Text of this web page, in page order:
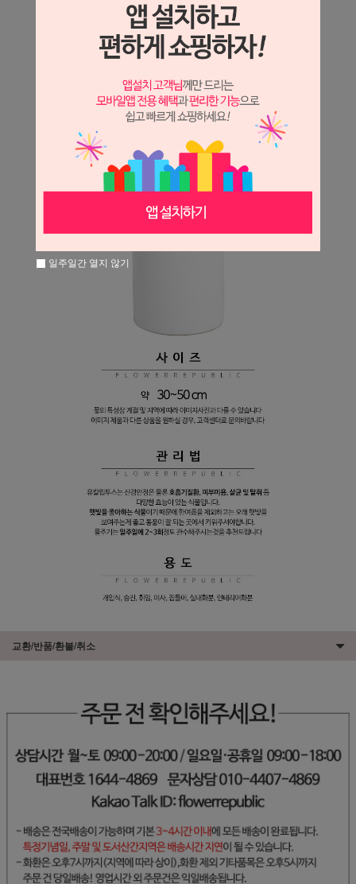
교환/반품/환불/취소
일주일간 열지 않기